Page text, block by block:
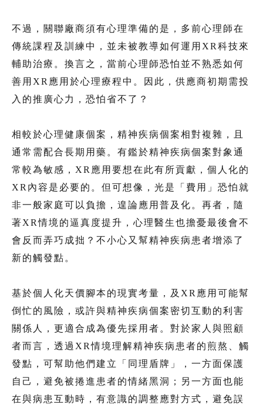
不過，關聯廠商須有心理準備的是，多前心理師在
傳統課程及訓練中，並未被教導如何運用XR科技來
輔助治療。換言之，當前心理師恐怕並不熟悉如何
善用XR應用於心理療程中。因此，供應商初期需投
入的推廣心力，恐怕省不了？
相較於心理健康個案，精神疾病個案相對複雜，且
通常需配合長期用藥。有鑑於精神疾病個案對象通
常較為敏感，XR應用要想在此有所貢獻，個人化的
XR內容是必要的。但可想像，光是「費用」恐怕就
非一般家庭可以負擔，遑論應用普及化。再者，隨
著XR情境的逼真度提升，心理醫生也擔憂最後會不
會反而弄巧成拙？不小心又幫精神疾病患者增添了
新的觸發點。
基於個人化天價腳本的現實考量，及XR應用可能幫
倒忙的風險，或許與精神疾病個案密切互動的利害
關係人，更適合成為優先採用者。對於家人與照顧
者而言，透過XR情境理解精神疾病患者的煎熬、觸
發點，可幫助他們建立「同理盾牌」，一方面保護
自己，避免被捲進患者的情緒黑洞；另一方面也能
在與病患互動時，有意識的調整應對方式，避免誤